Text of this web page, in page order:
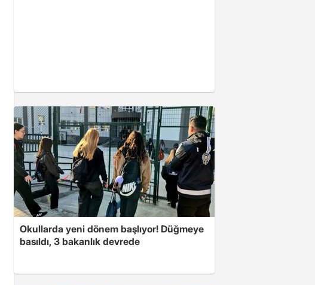
Okullarda yeni dönem başlıyor! Düğmeye
basıldı, 3 bakanlık devrede